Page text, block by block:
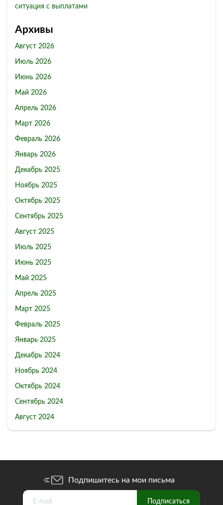
ситуация с выплатами
Архивы
Август 2026
Июль 2026
Июнь 2026
Май 2026
Апрель 2026
Март 2026
Февраль 2026
Январь 2026
Декабрь 2025
Ноябрь 2025
Октябрь 2025
Сентябрь 2025
Август 2025
Июль 2025
Июнь 2025
Май 2025
Апрель 2025
Март 2025
Февраль 2025
Январь 2025
Декабрь 2024
Ноябрь 2024
Октябрь 2024
Сентябрь 2024
Август 2024
Подпишитесь на мои письма